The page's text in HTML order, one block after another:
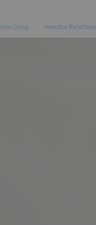
Group Investor Relations